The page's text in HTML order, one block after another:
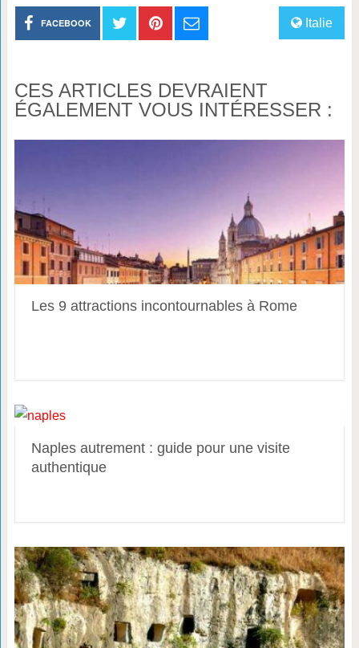
Italie
FACEBOOK
CES ARTICLES DEVRAIENT
ÉGALEMENT VOUS INTÉRESSER :
Les 9 attractions incontournables à Rome
Naples autrement : guide pour une visite
authentique